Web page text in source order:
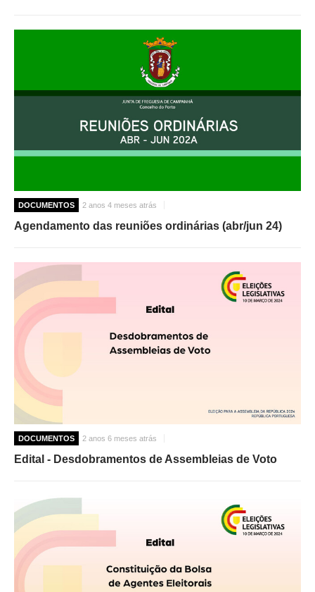
DOCUMENTOS 2 anos 4 meses atrás
Agendamento das reuniões ordinárias (abr/jun 24)
DOCUMENTOS 2 anos 6 meses atrás
Edital - Desdobramentos de Assembleias de Voto